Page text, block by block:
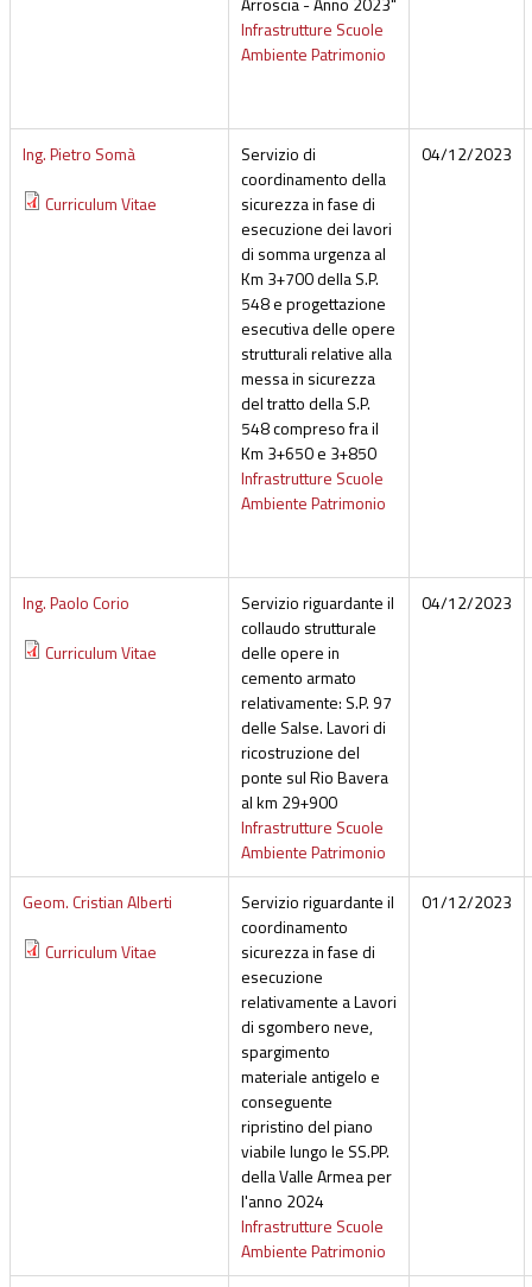
Infrastrutture Scuole
Ambiente Patrimonio
Ing. Pietro Somà
Curriculum Vitae
Servizio di
coordinamento della
sicurezza in fase di
esecuzione dei lavori
di somma urgenza al
Km 3+700 della S.P.
548 e progettazione
esecutiva delle opere
strutturali relative alla
messa in sicurezza
del tratto della S.P.
548 compreso fra il
Km 3+650 e 3+850
Infrastrutture Scuole
Ambiente Patrimonio
04/12/2023
Ing. Paolo Corio
Curriculum Vitae
Servizio riguardante il
collaudo strutturale
delle opere in
cemento armato
relativamente: S.P. 97
delle Salse. Lavori di
ricostruzione del
ponte sul Rio Bavera
al km 29+900
Infrastrutture Scuole
Ambiente Patrimonio
04/12/2023
Geom. Cristian Alberti
Curriculum Vitae
Servizio riguardante il
coordinamento
sicurezza in fase di
esecuzione
relativamente a Lavori
di sgombero neve,
spargimento
materiale antigelo e
conseguente
ripristino del piano
viabile lungo le SS.PP.
della Valle Armea per
l'anno 2024
Infrastrutture Scuole
Ambiente Patrimonio
01/12/2023